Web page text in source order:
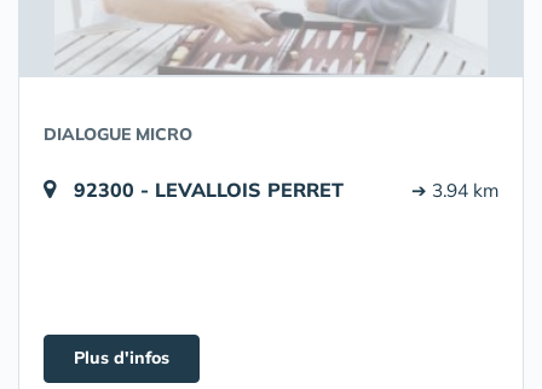
DIALOGUE MICRO
92300 - LEVALLOIS PERRET ➔ 3.94 km
Plus d'infos